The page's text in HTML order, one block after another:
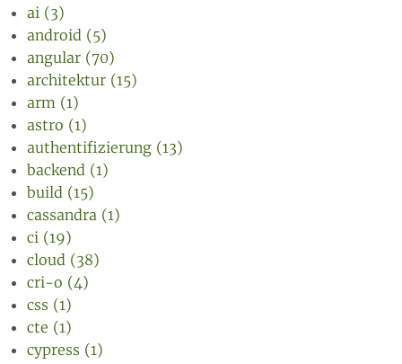
ai (3)
android (5)
angular (70)
architektur (15)
arm (1)
astro (1)
authentifizierung (13)
backend (1)
build (15)
cassandra (1)
ci (19)
cloud (38)
cri-o (4)
css (1)
cte (1)
cypress (1)